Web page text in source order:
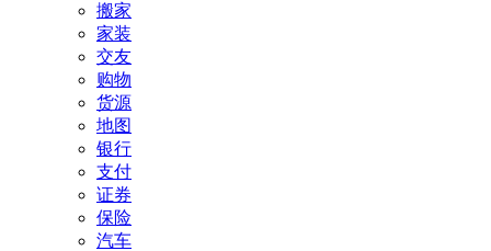
搬家
家装
交友
购物
货源
地图
银行
支付
证券
保险
汽车